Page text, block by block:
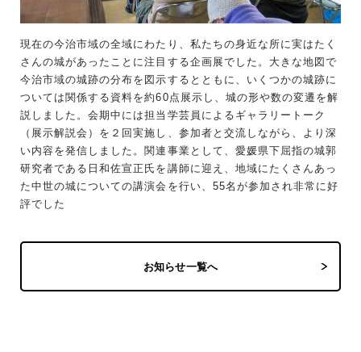
現在の今治市域の全域にわたり、私たちの身近な所に実はたく
さんの城があったことに注目する企画展でした。大きな地図で
今治市域の城跡の分布を図示するとともに、いくつかの城跡に
ついては関係する資料を約60点展示し、城の形や数の変遷を解
説しました。会期中には担当学芸員によるギャラリートーク
（展示解説会）を２回実施し、参加者と交流しながら、より深
い内容を発信しました。関連事業として、愛媛県下屈指の城郭
研究者である日和佐宣正氏を講師に迎え、地域にたくさんあっ
た中世の城についての講演会を行い、55名が参加され非常に好
評でした
お知らせ一覧へ